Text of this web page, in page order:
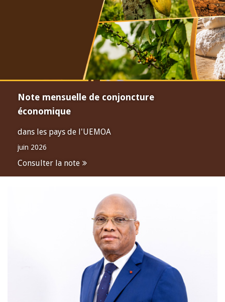
Note mensuelle de conjoncture
économique
dans les pays de l'UEMOA
juin 2026
Consulter la note